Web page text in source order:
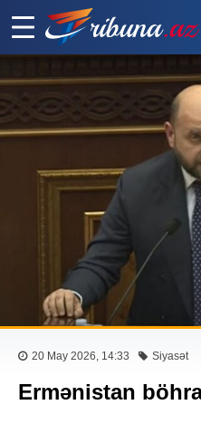
20 May 2026, 14:33 Siyasət
Ermənistan